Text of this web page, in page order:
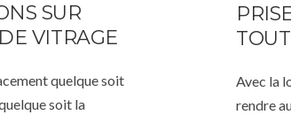
SUR
VITRAGE
quelque soit
soit la
Avec la
rendre